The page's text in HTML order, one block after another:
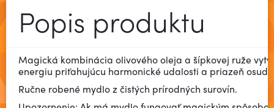
Popis produktu
Magická kombinácia olivového oleja a šípkovej ruže
energiu priťahujúcu harmonické udalosti a priazeň
Ručne robené mydlo z čistých prírodných surovín.